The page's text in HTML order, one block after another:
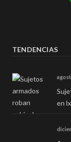
TENDENCIAS
en